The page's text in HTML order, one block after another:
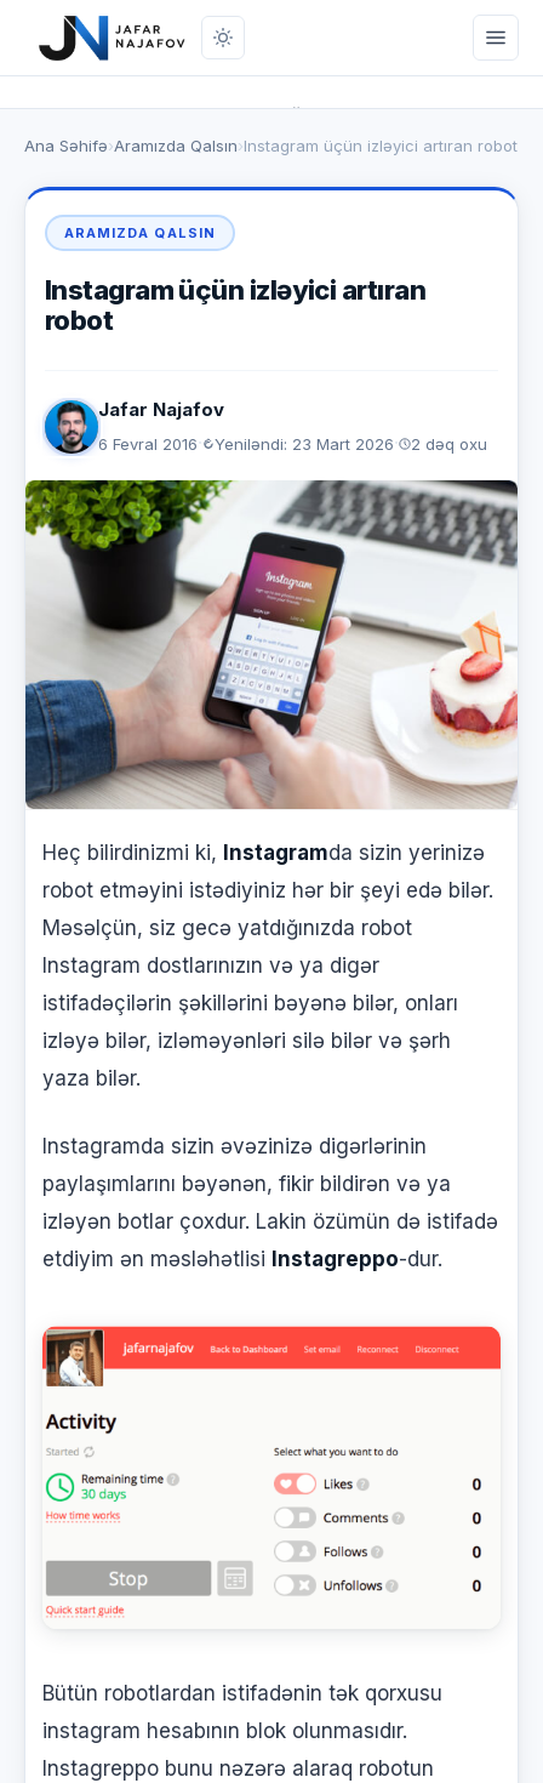
Onlayn mağaza
SEO
Brendinq
Mobil Proqramlar
Bioqrafiya
Ana Səhifə›Aramızda Qalsın›Instagram üçün izləyici artıran robot
ARAMIZDA QALSIN
Instagram üçün izləyici artıran
robot
Jafar Najafov
6 Fevral 2016· Yeniləndi: 23 Mart 2026· 2 dəq oxu
Heç bilirdinizmi ki, Instagramda sizin yerinizə
robot etməyini istədiyiniz hər bir şeyi edə bilər.
Məsəlçün, siz gecə yatdığınızda robot
Instagram dostlarınızın və ya digər
istifadəçilərin şəkillərini bəyənə bilər, onları
izləyə bilər, izləməyənləri silə bilər və şərh
yaza bilər.
Instagramda sizin əvəzinizə digərlərinin
paylaşımlarını bəyənən, fikir bildirən və ya
izləyən botlar çoxdur. Lakin özümün də istifadə
etdiyim ən məsləhətlisi Instagreppo-dur.
Bütün robotlardan istifadənin tək qorxusu
instagram hesabının blok olunmasıdır.
Instagreppo bunu nəzərə alaraq robotun